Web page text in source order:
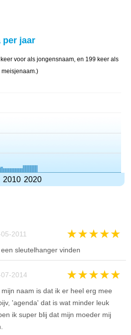
per jaar
voor als jongensnaam, en 199 keer als
meisjenaam.)
2010 2020
2011 ★★★★★
sleutelhanger vinden
2014 ★★★★★
naam is dat ik er heel erg mee
'agenda' dat is wat minder leuk
ik super blij dat mijn moeder mij